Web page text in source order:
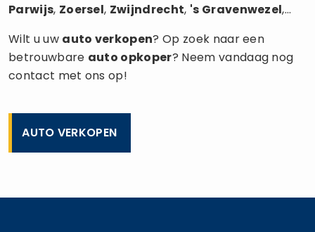
Parwijs, Zoersel, Zwijndrecht, 's Gravenwezel,...
Wilt u uw auto verkopen? Op zoek naar een
betrouwbare auto opkoper? Neem vandaag nog
contact met ons op!
AUTO VERKOPEN